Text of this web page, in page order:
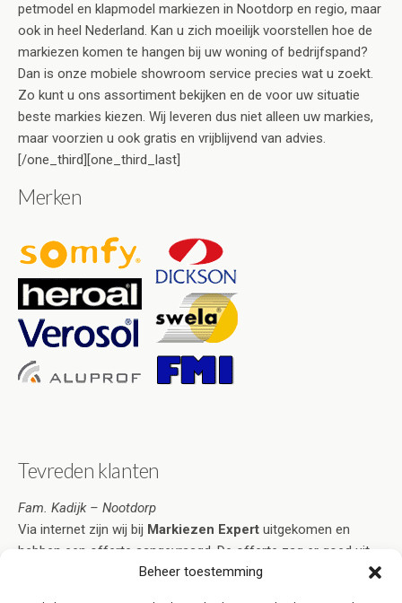
Beheer toestemming
petmodel en klapmodel markiezen in Nootdorp en regio, maar
ook in heel Nederland. Kan u zich moeilijk voorstellen hoe de
markiezen komen te hangen bij uw woning of bedrijfspand?
Dan is onze mobiele showroom service precies wat u zoekt.
Zo kunt u ons assortiment bekijken en de voor uw situatie
beste markies kiezen. Wij leveren dus niet alleen uw markies,
maar voorzien u ook gratis en vrijblijvend van advies.
[/one_third][one_third_last]
Merken
Tevreden klanten
Fam. Kadijk – Nootdorp
Via internet zijn wij bij Markiezen Expert uitgekomen en
hebben een offerte aangevraagd. De offerte zag er goed uit
en voorzag in al onze wensen. Na acceptatie duurde het niet